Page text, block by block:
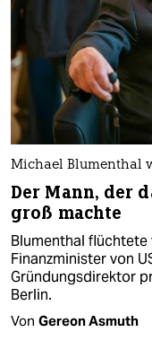
Michael Blumenthal
Der Mann, der
groß machte
Blumenthal flüchtete
Finanzminister von
Gründungsdirektor
Berlin.
Von Gereon Asmuth